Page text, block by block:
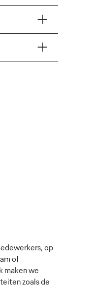
op
of
maken we
zoals de